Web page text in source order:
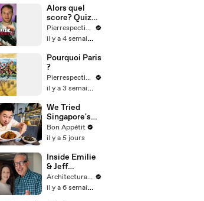
'Good
Fortune' at
Esquire’s
Table Read
Alors quel
score? Quiz
culture G Pierrespectives
il y a 4 semaines
Pourquoi Paris
?
Pierrespectives
il y a 3 semaines
We Tried
Singapore's
Legendary
Slow-Cooked
Bon Appétit
il y a 5 jours
Inside Emilie
& Jeff
Goldblum's
Playful Guest
Architectural Digest
il y a 6 semaines